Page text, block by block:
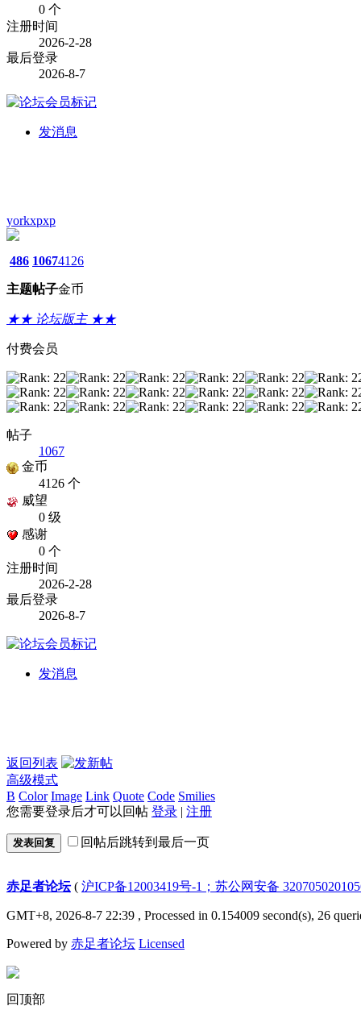
0 个
注册时间
2026-2-28
最后登录
2026-8-7
发消息
yorkxpxp
486
主题
1067
帖子
4126
金币
★★ 论坛版主 ★★
付费会员
帖子
1067
金币
4126 个
威望
0 级
感谢
0 个
注册时间
2026-2-28
最后登录
2026-8-7
发消息
返回列表
高级模式
B Color Image Link Quote Code Smilies
您需要登录后才可以回帖 登录 | 注册
发表回复 回帖后跳转到最后一页
赤足者论坛( 沪ICP备12003419号-1；苏公网安备
GMT+8, 2026-8-7 22:39 , Processed in 0.154009 second(s), 26
Powered by 赤足者论坛 Licensed
回顶部